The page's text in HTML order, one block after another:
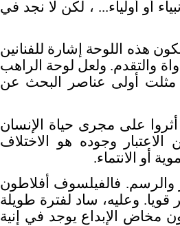
أو أولياء... ، لكن لا نجد في
هذه اللوحة إشارة للفنانين
والتقدم. ولعل لوحة الراهب
مثلت أولى عناصر البحث عن
على مجرى حياة الإنسان
وجوده هو الاختلاف
أو الانتماء.
والرسم. فالفيلسوف أفلاطون
وعليه، ساد لفترة طويلة
مخاض الإبداع يوجد في إنية